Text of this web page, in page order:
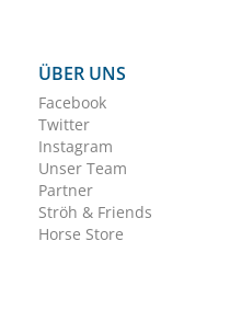
ÜBER UNS
Facebook
Twitter
Instagram
Unser Team
Partner
Ströh & Friends
Horse Store